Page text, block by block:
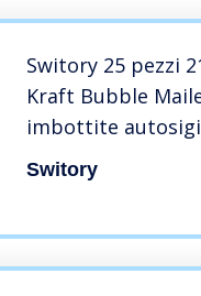
Switory 25 pezzi
Kraft Bubble
imbottite
imballaggio oro
Switory